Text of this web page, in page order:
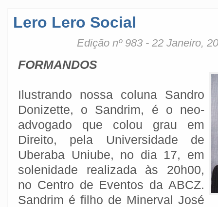
Lero Lero Social
Edição nº 983 - 22 Janeiro,
FORMANDOS
Ilustrando nossa coluna Sandro
Donizette, o Sandrim, é o neo-
advogado que colou grau em
Direito, pela Universidade de
Uberaba Uniube, no dia 17, em
solenidade realizada às 20h00,
no Centro de Eventos da ABCZ.
Sandrim é filho de Minerval José